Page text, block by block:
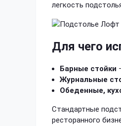
легкость
Для чего
Барные стойки
Журнальные
Обеденные,
Стандартные
ресторанного